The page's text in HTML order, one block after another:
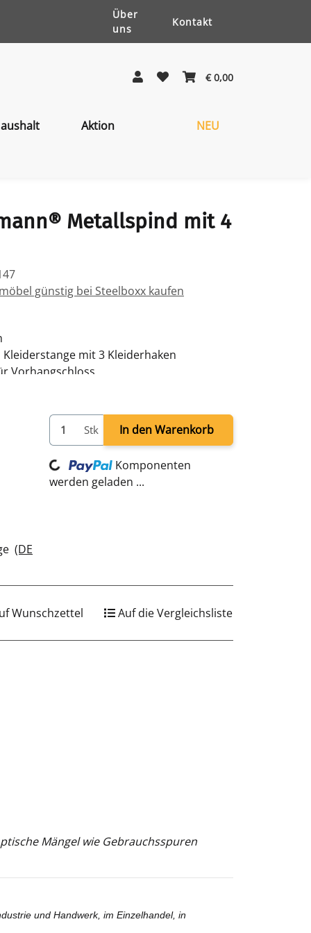
Über
uns
Kontakt
€ 0,00
Aktion NEU
Metallspind mit 4
günstig bei Steelboxx kaufen
mit 3 Kleiderhaken
Vorhangschloss
- sofort einsatzbereit
(DE
Stk In den Warenkorb
Loading...
Komponenten
werden geladen ...
Wunschzettel Auf die Vergleichsliste
Mängel wie Gebrauchsspuren
und Handwerk, im Einzelhandel, in